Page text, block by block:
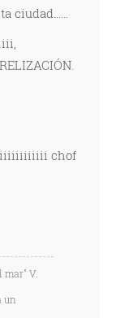
ciudad......
chof
V.
un